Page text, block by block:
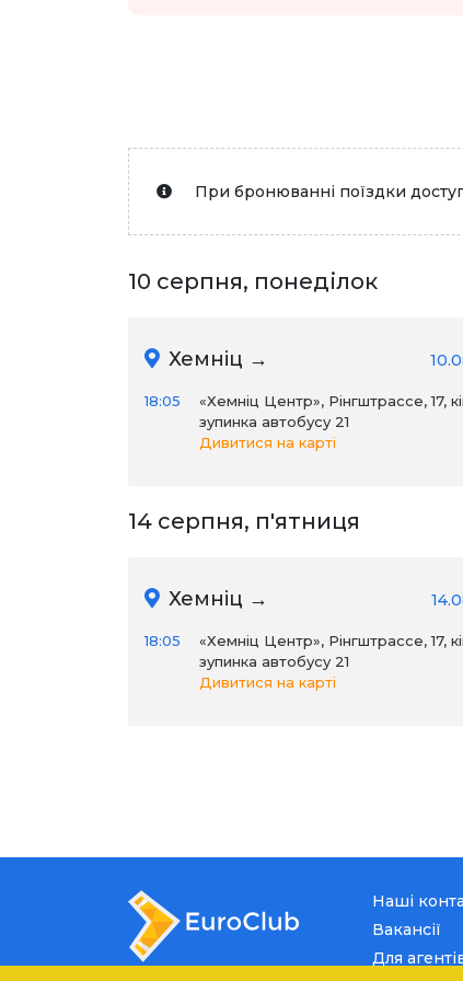
При бронюванні поїздки
10 серпня, понеділок
Хемніц →
18:05
«Хемніц Центр», Рінгштрассе, 17,
зупинка автобусу 21
Дивитися на карті
14 серпня, п'ятниця
Хемніц →
18:05
«Хемніц Центр», Рінгштрассе, 17,
зупинка автобусу 21
Дивитися на карті
Наші
Вакансії
Для